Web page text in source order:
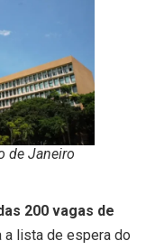
de Janeiro
200 vagas de
a lista de espera do